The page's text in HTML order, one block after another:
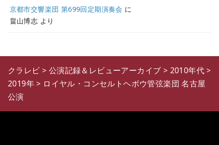
京都市交響楽団 第699回定期演奏会 に
畠山博志 より
クラレビ > 公演記録＆レビューアーカイブ > 2010年代>
2019年> ロイヤル・コンセルトヘボウ管弦楽団 名古屋
公演